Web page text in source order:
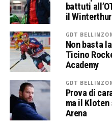
battuti
il Winterthur
GDT
Non basta
Ticino
Academy
GDT
Prova di
ma il Kloten
Arena